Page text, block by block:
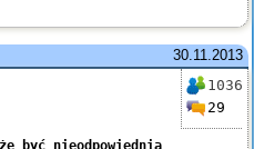
30.11.2013
1036
29